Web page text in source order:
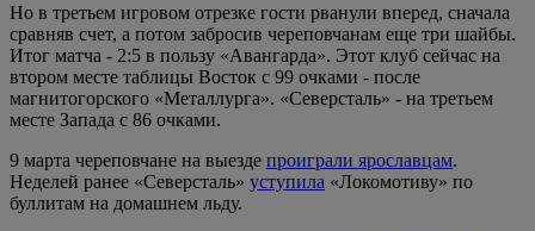
Но в третьем игровом отрезке гости рванули вперед, сначала
сравняв счет, а потом забросив череповчанам еще три шайбы.
Итог матча - 2:5 в пользу «Авангарда». Этот клуб сейчас на
втором месте таблицы Восток с 99 очками - после
магнитогорского «Металлурга». «Северсталь» - на третьем
месте Запада с 86 очками.
9 марта череповчане на выезде проиграли ярославцам.
Неделей ранее «Северсталь» уступила «Локомотиву» по
буллитам на домашнем льду.